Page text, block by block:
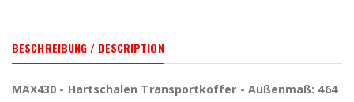
BESCHREIBUNG / DESCRIPTION
MAX430 - Hartschalen Transportkoffer - Außenmaß: 464